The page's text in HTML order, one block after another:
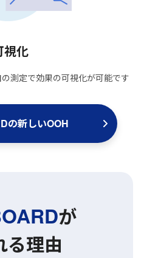
視化
測定で効果の可視化が可能です
の新しいOOH
が
る理由